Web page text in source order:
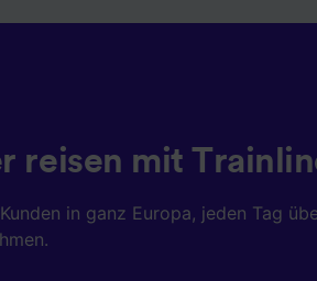
reisen mit
in ganz Europa, jeden Tag